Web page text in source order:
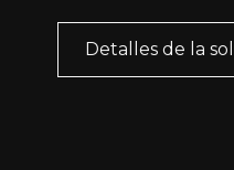
Detalles de la